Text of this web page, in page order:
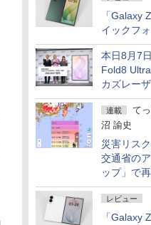
「Galaxy
イックフ
本日8月7
Fold8
カズレー
屋のメニ
連載 て
沼 諭史
災害リス
交通省の
ップ」で
レビュー
「Galaxy